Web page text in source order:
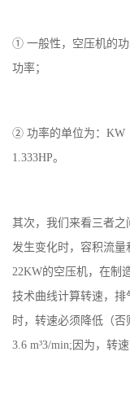
① 一般性，空压机的
功率；
② 功率的单位为：KW
1.333HP。
其次，我们来看三者
发生变化时，容积流
22KW的空压机，在制
技术曲线计算转速，排
时，转速必须降低（
3.6 m³3/min;因为，转